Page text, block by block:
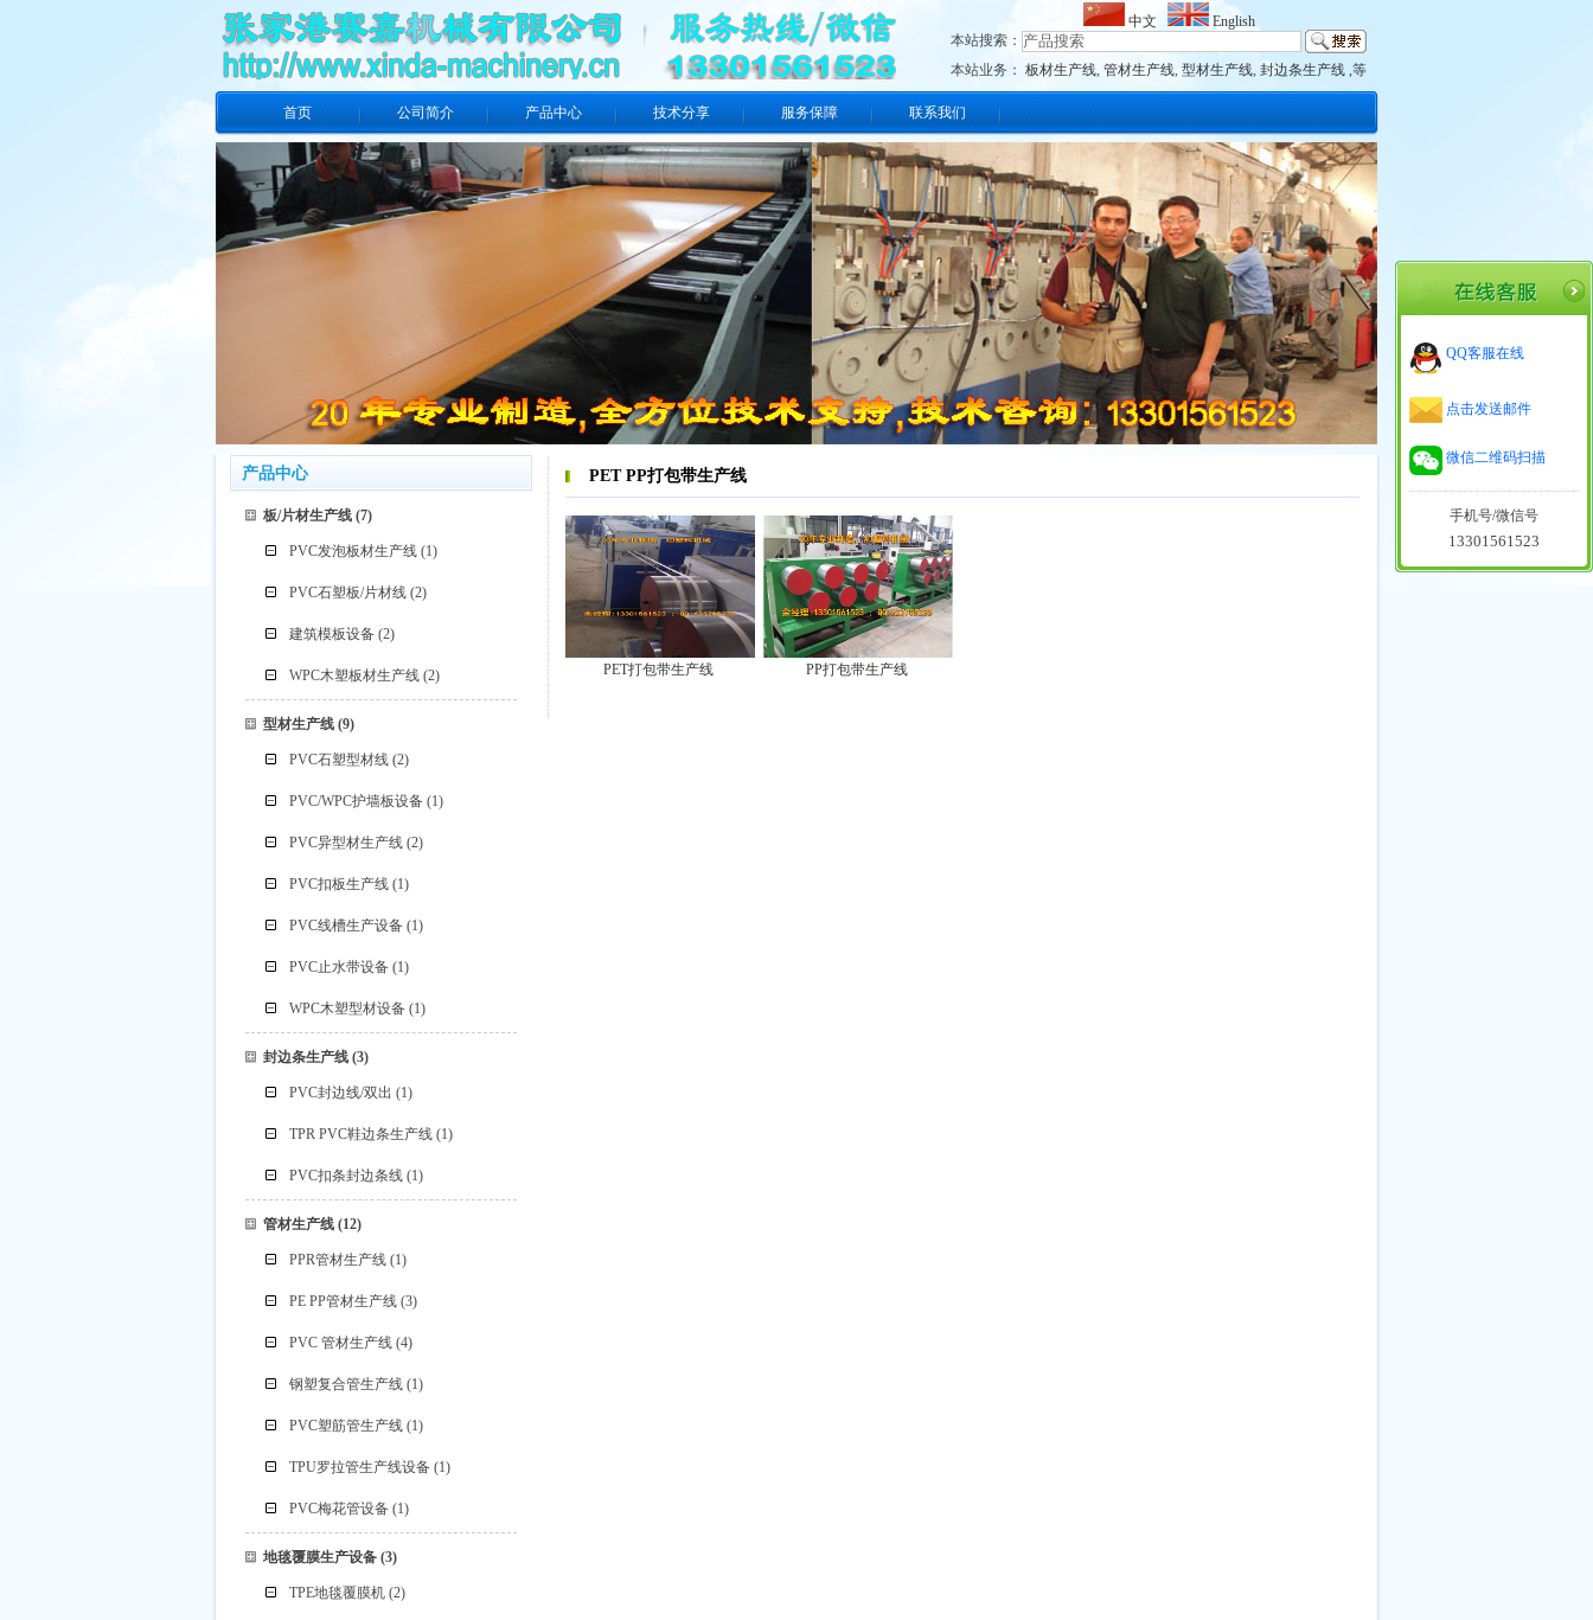
中文
English
本站搜索：
本站业务： 板材生产线, 管材生产线, 型材生产线, 封边条生产线 ,等
首页 公司简介 产品中心 技术分享 服务保障 联系我们
PET PP打包带生产线
PET打包带生产线 PP打包带生产线
产品中心
板/片材生产线(7)
PVC发泡板材生产线 (1)
PVC石塑板/片材线 (2)
建筑模板设备 (2)
WPC木塑板材生产线 (2)
型材生产线(9)
PVC石塑型材线 (2)
PVC/WPC护墙板设备 (1)
PVC异型材生产线 (2)
PVC扣板生产线 (1)
PVC线槽生产设备 (1)
PVC止水带设备 (1)
WPC木塑型材设备 (1)
封边条生产线(3)
PVC封边线/双出 (1)
TPR PVC鞋边条生产线 (1)
PVC扣条封边条线 (1)
管材生产线(12)
PPR管材生产线 (1)
PE PP管材生产线 (3)
PVC 管材生产线 (4)
钢塑复合管生产线 (1)
PVC塑筋管生产线 (1)
TPU罗拉管生产线设备 (1)
PVC梅花管设备 (1)
地毯覆膜生产设备(3)
TPE地毯覆膜机 (2)
QQ客服在线
点击发送邮件
微信二维码扫描
手机号/微信号
13301561523